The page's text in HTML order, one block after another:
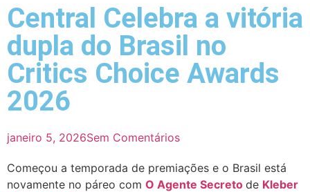
Central Celebra a vitória
dupla do Brasil no
Critics Choice Awards
2026
janeiro 5, 2026Sem Comentários
Começou a temporada de premiações e o Brasil está
novamente no páreo com O Agente Secreto de Kleber